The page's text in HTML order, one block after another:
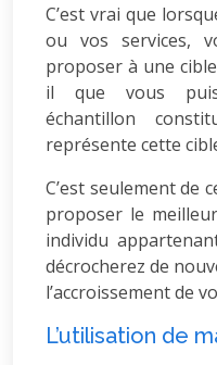
C’est vrai que
ou vos services,
proposer à une
il que vous
échantillon
représente cette
C’est seulement de
proposer le
individu
décrocherez de
l’accroissement de
L’utilisation de